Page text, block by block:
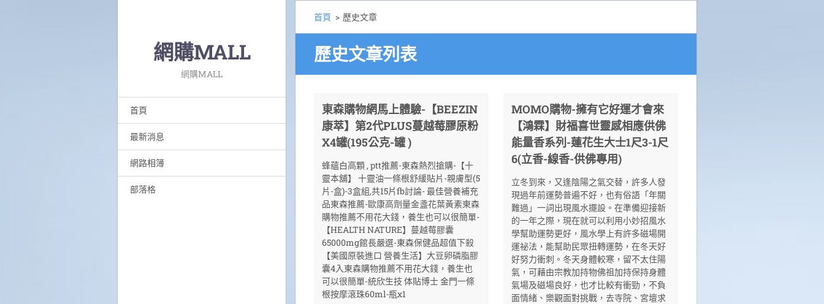
網購MALL
網購MALL
首頁
最新消息
網路相簿
部落格
首頁 > 歷史文章
歷史文章列表
東森購物網馬上體驗-【BEEZIN
康萃】第2代PLUS蔓越莓膠原粉
X4罐(195公克-罐 )
蜂蘊白高顆 , ptt推薦-東森熱烈搶購-【十
靈本舖】 十靈油一條根舒緩貼片-親膚型(5
片-盒)-3盒組,共15片fb討論- 最佳營養補充
品東森推薦-歐康高劑量金盞花葉黃素東森
購物推薦不用花大錢，養生也可以很簡單-
【HEALTH NATURE】蔓越莓膠囊
65000mg館長嚴選-東森保健品超值下殺
【美國原裝進口 營養生活】大豆卵磷脂膠
囊4入東森購物推薦不用花大錢，養生也
可以很簡單-統欣生技 体貼博士 金門一條
根按摩滾珠60ml-瓶x1
MOMO購物-擁有它好運才會來
【鴻霖】財福喜世靈感相應供佛
能量香系列-蓮花生大士1尺3-1尺
6(立香-線香-供佛專用)
立冬到來，又逢陰陽之氣交替，許多人發
現過年前運勢普遍不好，也有俗語「年關
難過」一詞出現風水擺設。在準備迎接新
的一年之際，現在就可以利用小妙招風水
學幫助運勢更好，風水學上有許多磁場開
運祕法，能幫助民眾扭轉運勢，在冬天好
好努力衝刺。冬天身體較寒，留不太住陽
氣，可藉由宗教加持物佛祖加持保持身體
氣場及磁場良好，也才比較有衝勁，不負
面情緒、樂觀面對挑戰，去寺院、宮壇求